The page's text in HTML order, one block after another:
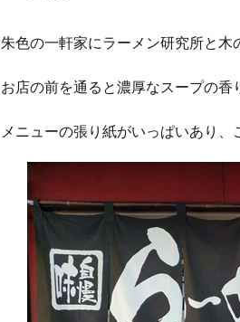
べ
感
3.1
とん
こつ
メン
3.2
あっ
朱色の一軒家にラーメン研究所と木
お店の前を通ると濃厚なスープの香
メニューの張り紙がいっぱいあり